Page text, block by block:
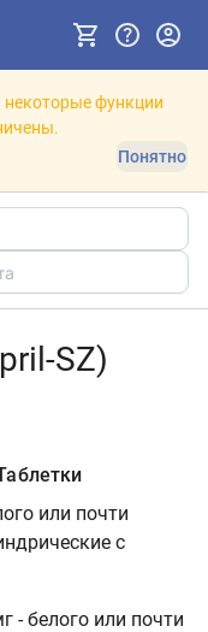
некоторые функции
Понятно
SZ)
или почти
с
- белого или почти